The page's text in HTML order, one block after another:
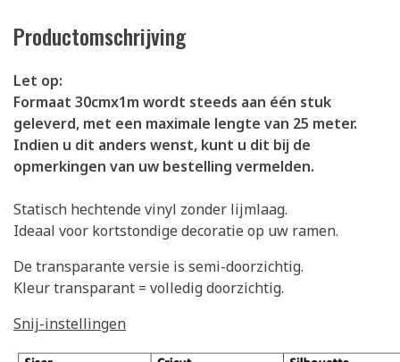
Productomschrijving
Let op:
Formaat 30cmx1m wordt steeds aan één stuk
geleverd, met een maximale lengte van 25 meter.
Indien u dit anders wenst, kunt u dit bij de
opmerkingen van uw bestelling vermelden.
Statisch hechtende vinyl zonder lijmlaag.
Ideaal voor kortstondige decoratie op uw ramen.
De transparante versie is semi-doorzichtig.
Kleur transparant = volledig doorzichtig.
Snij-instellingen